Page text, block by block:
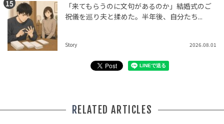
「来てもらうのに文句があるのか」結婚式のご
祝儀を巡り夫と揉めた。半年後、自分たち...
Story 2026.08.01
RELATED ARTICLES